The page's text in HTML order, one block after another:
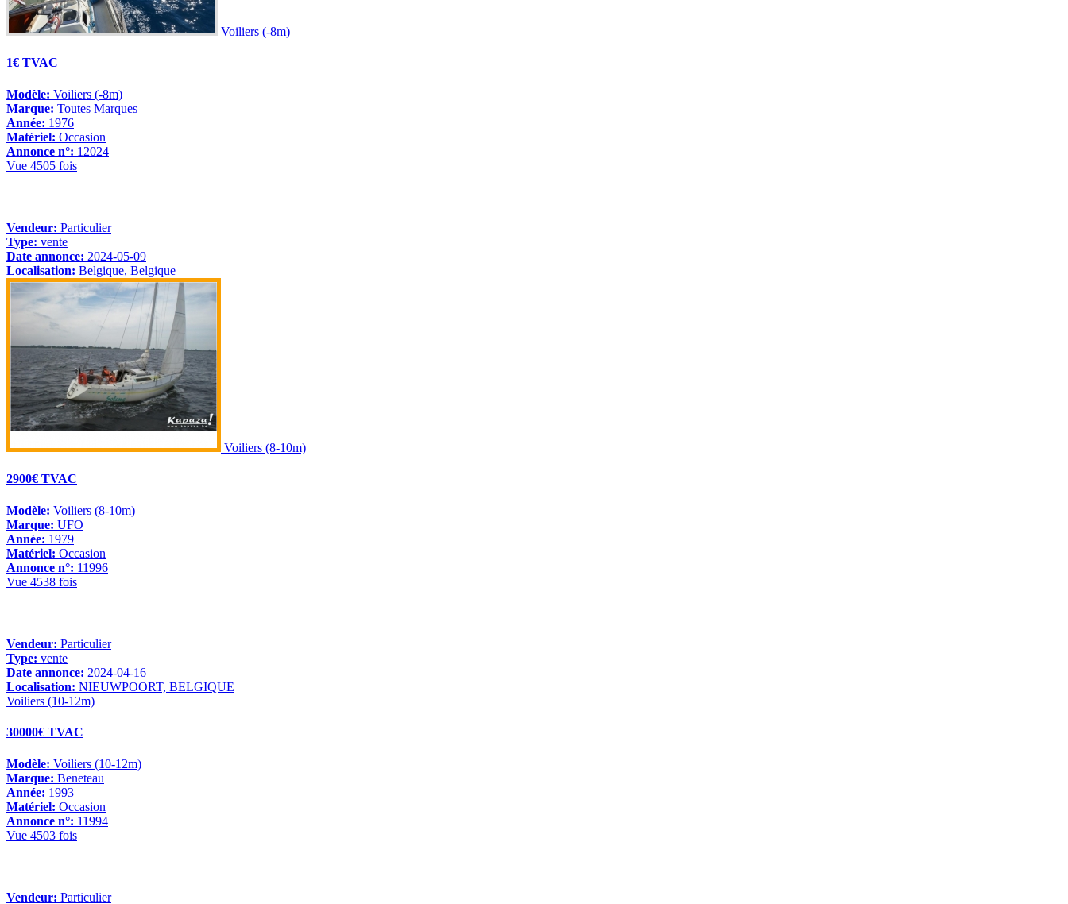
Voiliers (-8m)
1€ TVAC
Modèle: Voiliers (-8m)
Marque: Toutes Marques
Année: 1976
Matériel: Occasion
Annonce n°: 12024
Vue 4505 fois
Vendeur: Particulier
Type: vente
Date annonce: 2024-05-09
Localisation: Belgique, Belgique
Voiliers (8-10m)
2900€ TVAC
Modèle: Voiliers (8-10m)
Marque: UFO
Année: 1979
Matériel: Occasion
Annonce n°: 11996
Vue 4538 fois
Vendeur: Particulier
Type: vente
Date annonce: 2024-04-16
Localisation: NIEUWPOORT, BELGIQUE
Voiliers (10-12m)
30000€ TVAC
Modèle: Voiliers (10-12m)
Marque: Beneteau
Année: 1993
Matériel: Occasion
Annonce n°: 11994
Vue 4503 fois
Vendeur: Particulier